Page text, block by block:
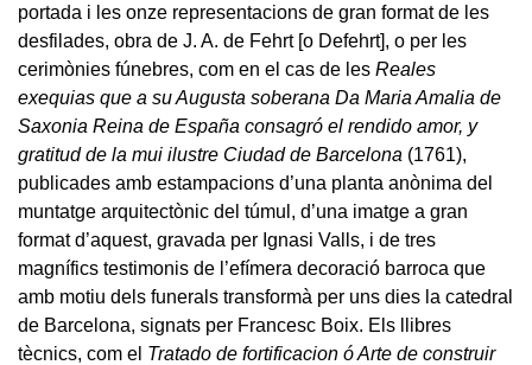
portada i les onze representacions de gran format de les
desfilades, obra de J. A. de Fehrt [o Defehrt], o per les
cerimònies fúnebres, com en el cas de les Reales
exequias que a su Augusta soberana Da Maria Amalia de
Saxonia Reina de España consagró el rendido amor, y
gratitud de la mui ilustre Ciudad de Barcelona (1761),
publicades amb estampacions d’una planta anònima del
muntatge arquitectònic del túmul, d’una imatge a gran
format d’aquest, gravada per Ignasi Valls, i de tres
magnífics testimonis de l’efímera decoració barroca que
amb motiu dels funerals transformà per uns dies la catedral
de Barcelona, signats per Francesc Boix. Els llibres
tècnics, com el Tratado de fortificacion ó Arte de construir